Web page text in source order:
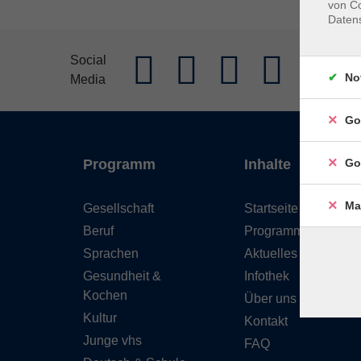
Social
Media
AGB
Programm
Gesellschaft
Beruf
Sprachen
Gesundheit &
Kochen
Kultur
Junge vhs
Inhalte
Startseite
Programm
Aktuelles
Infothek
Über uns
Kontakt
FAQ
von